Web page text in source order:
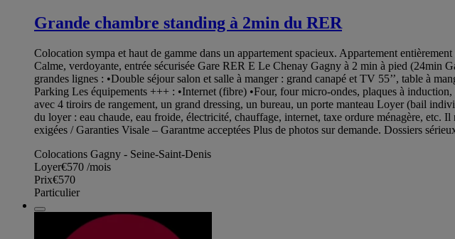
Grande chambre standing à 2min du RER
Colocation sympa et haut de gamme dans un appartement spacieux. Appartement
Calme, verdoyante, entrée sécurisée Gare RER E Le Chenay Gagny à 2 min à pied (24min
grandes lignes : •Double séjour salon et salle à manger : grand canapé et TV 55’’, table à
Parking Les équipements +++ : •Internet (fibre) •Four, four micro-ondes, plaques à
avec 4 tiroirs de rangement, un grand dressing, un bureau, un porte manteau Loyer (bail
du loyer : eau chaude, eau froide, électricité, chauffage, internet, taxe ordure ménagère, etc.
exigées / Garanties Visale – Garantme acceptées Plus de photos sur demande. Dossiers
Colocations Gagny - Seine-Saint-Denis
Loyer€570 /mois
Prix€570
Particulier